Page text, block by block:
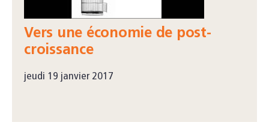
Vers une économie de post-
croissance
jeudi 19 janvier 2017